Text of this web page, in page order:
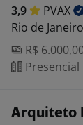
3,9
PVAX
Rio de Janeiro
R$
Presencial
Arquiteto